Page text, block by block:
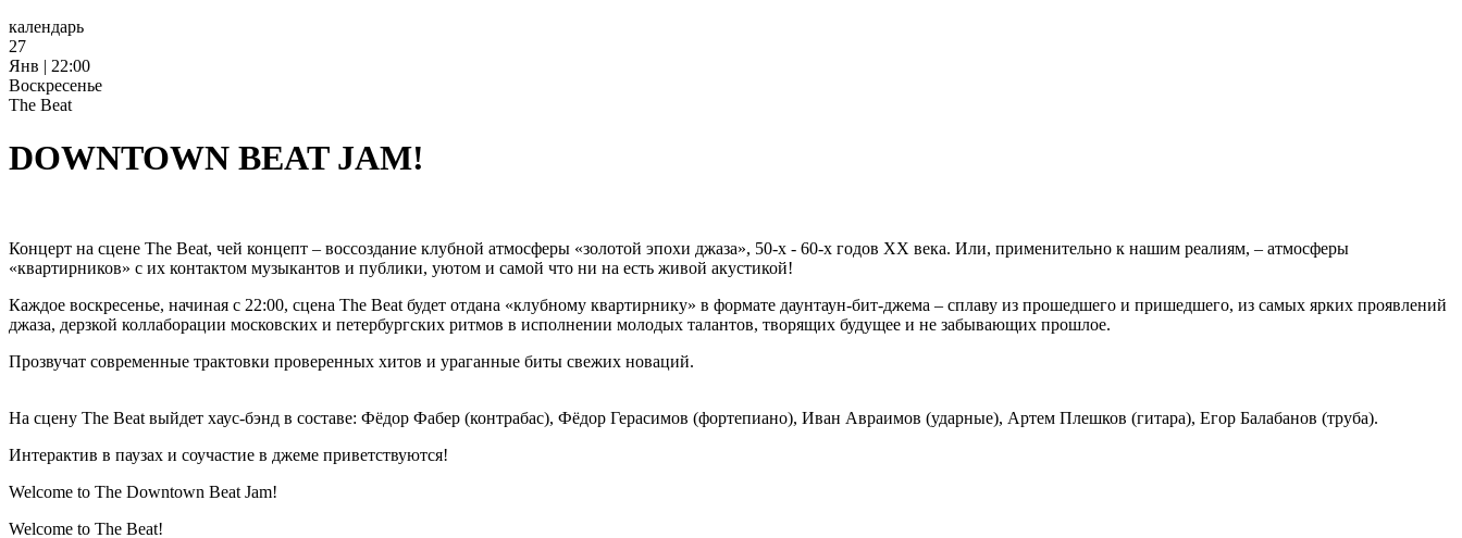
календарь
27
Янв | 22:00
Воскресенье
The Beat
DOWNTOWN BEAT JAM!
Концерт на сцене The Beat, чей концепт – воссоздание клубной атмосферы «золотой эпохи джаза», 50-х - 60-х годов ХХ века. Или, применительно к нашим реалиям, – атмосферы
«квартирников» с их контактом музыкантов и публики, уютом и самой что ни на есть живой акустикой!
Каждое воскресенье, начиная с 22:00, сцена The Beat будет отдана «клубному квартирнику» в формате даунтаун-бит-джема – сплаву из прошедшего и пришедшего, из самых ярких проявлений
джаза, дерзкой коллаборации московских и петербургских ритмов в исполнении молодых талантов, творящих будущее и не забывающих прошлое.
Прозвучат современные трактовки проверенных хитов и ураганные биты свежих новаций.
На сцену The Beat выйдет хаус-бэнд в составе: Фёдор Фабер (контрабас), Фёдор Герасимов (фортепиано), Иван Авраимов (ударные), Артем Плешков (гитара), Егор Балабанов (труба).
Интерактив в паузах и соучастие в джеме приветствуются!
Welcome to The Downtown Beat Jam!
Welcome to The Beat!